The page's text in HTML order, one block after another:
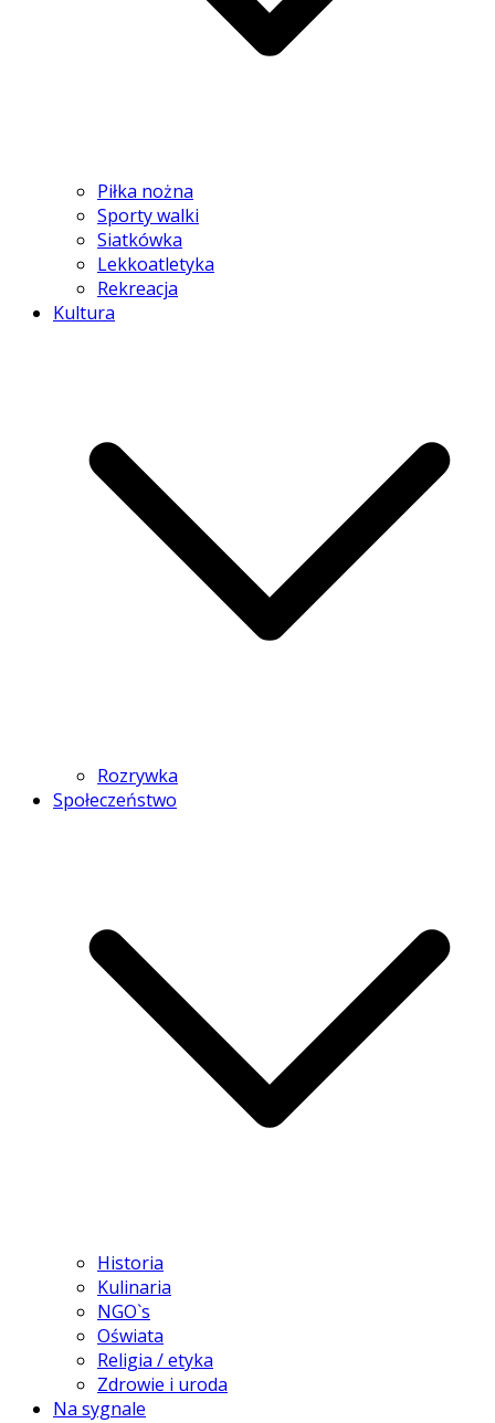
Piłka nożna
Sporty walki
Siatkówka
Lekkoatletyka
Rekreacja
Kultura
Rozrywka
Społeczeństwo
Historia
Kulinaria
NGO`s
Oświata
Religia / etyka
Zdrowie i uroda
Na sygnale